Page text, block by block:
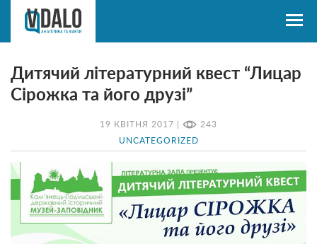
19 КВІТНЯ 2017 | 243
UNCATEGORIZED
Дитячий літературний квест “Лицар
Сірожка та його друзі”